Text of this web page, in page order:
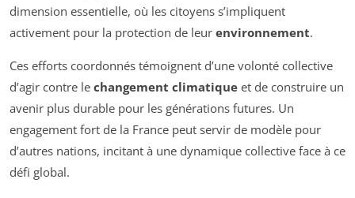
dimension essentielle, où les citoyens s’impliquent
activement pour la protection de leur environnement.
Ces efforts coordonnés témoignent d’une volonté collective
d’agir contre le changement climatique et de construire un
avenir plus durable pour les générations futures. Un
engagement fort de la France peut servir de modèle pour
d’autres nations, incitant à une dynamique collective face à ce
défi global.